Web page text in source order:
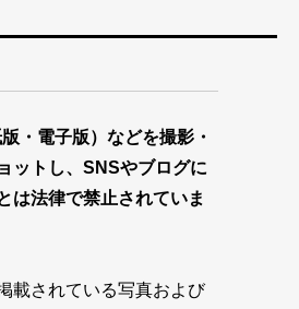
・電子版）などを撮影・
ットし、SNSやブログに
は法律で禁止されていま
載されている写真および